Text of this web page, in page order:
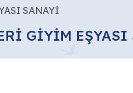
SANAYİ
GİYİM EŞYASI